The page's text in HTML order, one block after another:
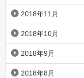
2018年11月
2018年10月
2018年9月
2018年8月